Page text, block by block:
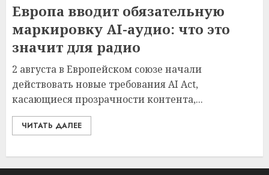
Европа вводит обязательную
маркировку AI-аудио: что это
значит для радио
2 августа в Европейском союзе начали
действовать новые требования AI Act,
касающиеся прозрачности контента,...
ЧИТАТЬ ДАЛЕЕ